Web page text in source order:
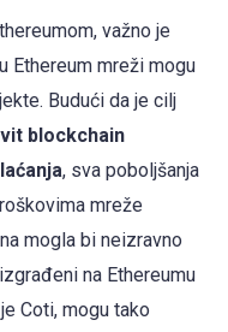
važno je
Ethereum mreži mogu
Budući da je cilj
blockchain
, sva poboljšanja
mreže
mogla bi neizravno
na Ethereumu
Coti, mogu tako